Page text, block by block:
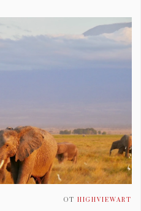
ОТ HIGHVIEWART